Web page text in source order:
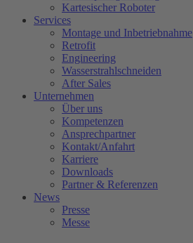
Kartesischer Roboter
Services
Montage und Inbetriebnahme
Retrofit
Engineering
Wasserstrahlschneiden
After Sales
Unternehmen
Über uns
Kompetenzen
Ansprechpartner
Kontakt/Anfahrt
Karriere
Downloads
Partner & Referenzen
News
Presse
Messe